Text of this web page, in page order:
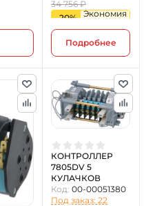
34 756 ₽
-20%
Экономия
Подробнее
КОНТРОЛЛЕР
7805DV 5
КУЛАЧКОВ
Код: 00-00051380
Под заказ: 22